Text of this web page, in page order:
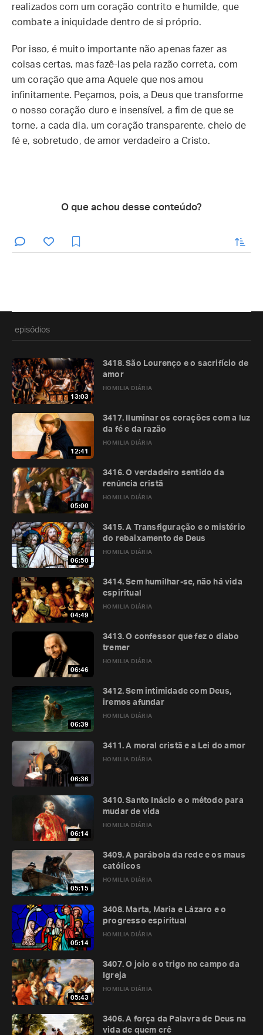
realizados com um coração contrito e humilde, que
combate a iniquidade dentro de si próprio.
Por isso, é muito importante não apenas fazer as
coisas certas, mas fazê-las pela razão correta, com
um coração que ama Aquele que nos amou
infinitamente. Peçamos, pois, a Deus que transforme
o nosso coração duro e insensível, a fim de que se
torne, a cada dia, um coração transparente, cheio de
fé e, sobretudo, de amor verdadeiro a Cristo.
O que achou desse conteúdo?
enviar
episódios
13:03
HOMILIA DIÁRIA
3418. São Lourenço e o sacrifício de
amor
12:41
HOMILIA DIÁRIA
3417. Iluminar os corações com a luz
da fé e da razão
05:00
HOMILIA DIÁRIA
3416. O verdadeiro sentido da
renúncia cristã
06:50
HOMILIA DIÁRIA
3415. A Transfiguração e o mistério
do rebaixamento de Deus
04:49
HOMILIA DIÁRIA
3414. Sem humilhar-se, não há vida
espiritual
06:46
HOMILIA DIÁRIA
3413. O confessor que fez o diabo
tremer
06:39
HOMILIA DIÁRIA
3412. Sem intimidade com Deus,
iremos afundar
06:36
HOMILIA DIÁRIA
3411. A moral cristã e a Lei do amor
06:14
HOMILIA DIÁRIA
3410. Santo Inácio e o método para
mudar de vida
05:15
HOMILIA DIÁRIA
3409. A parábola da rede e os maus
católicos
05:14
HOMILIA DIÁRIA
3408. Marta, Maria e Lázaro e o
progresso espiritual
05:43
HOMILIA DIÁRIA
3407. O joio e o trigo no campo da
Igreja
3406. A força da Palavra de Deus na
vida de quem crê